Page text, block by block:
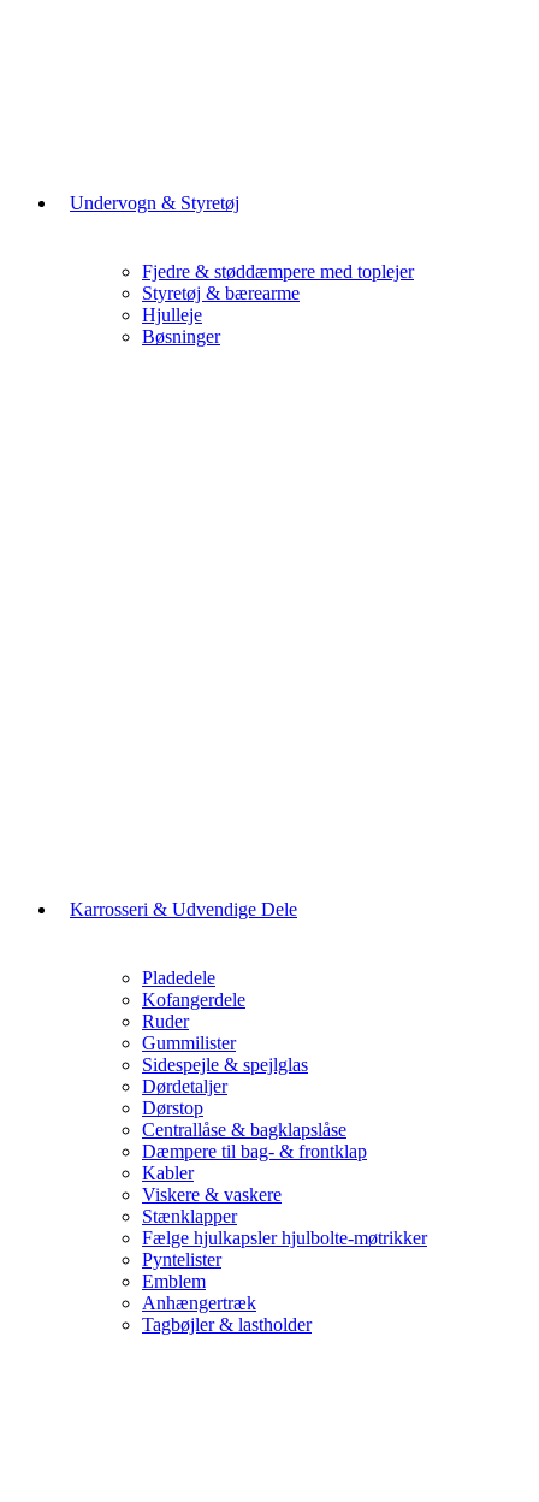
Undervogn & Styretøj
Fjedre & støddæmpere med toplejer
Styretøj & bærearme
Hjulleje
Bøsninger
Karrosseri & Udvendige Dele
Pladedele
Kofangerdele
Ruder
Gummilister
Sidespejle & spejlglas
Dørdetaljer
Dørstop
Centrallåse & bagklapslåse
Dæmpere til bag- & frontklap
Kabler
Viskere & vaskere
Stænklapper
Fælge hjulkapsler hjulbolte-møtrikker
Pyntelister
Emblem
Anhængertræk
Tagbøjler & lastholder